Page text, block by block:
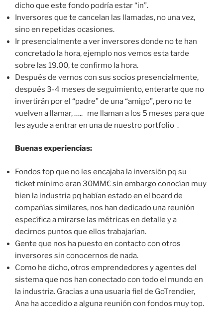
dicho que este fondo podría estar “in”.
Inversores que te cancelan las llamadas, no una vez,
sino en repetidas ocasiones.
Ir presencialmente a ver inversores donde no te han
concretado la hora, ejemplo nos vemos esta tarde
sobre las 19.00, te confirmo la hora.
Después de vernos con sus socios presencialmente,
después 3-4 meses de seguimiento, enterarte que no
invertirán por el “padre” de una “amigo”, pero no te
vuelven a llamar, ….. me llaman a los 5 meses para que
les ayude a entrar en una de nuestro portfolio .
Buenas experiencias:
Fondos top que no les encajaba la inversión pq su
ticket mínimo eran 30MM€ sin embargo conocían muy
bien la industria pq habían estado en el board de
compañías similares, nos han dedicado una reunión
específica a mirarse las métricas en detalle y a
decirnos puntos que ellos trabajarían.
Gente que nos ha puesto en contacto con otros
inversores sin conocernos de nada.
Como he dicho, otros emprendedores y agentes del
sistema que nos han conectado con todo el mundo en
la industria. Gracias a una usuaria fiel de GoTrendier,
Ana ha accedido a alguna reunión con fondos muy top.